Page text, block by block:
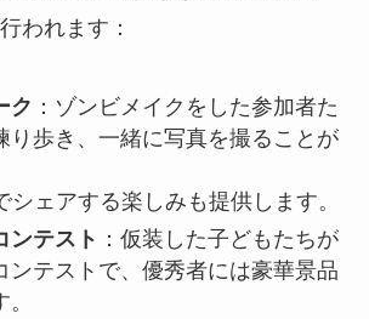
われます：
ク ：ゾンビメイクをした参加者た
り歩き、一緒に写真を撮ることが
シェアする楽しみも提供します。
ンテスト ：仮装した子どもたちが
ンテストで、優秀者には豪華景品